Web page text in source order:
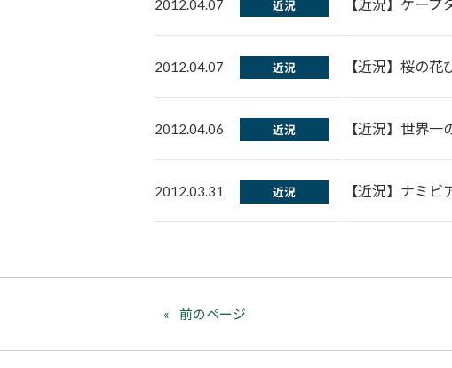
2012.04.07 近況 【近況】ケー
2012.04.07 近況 【近況】桜の花
2012.04.06 近況 【近況】世界
2012.03.31 近況 【近況】ナミ
前のページ